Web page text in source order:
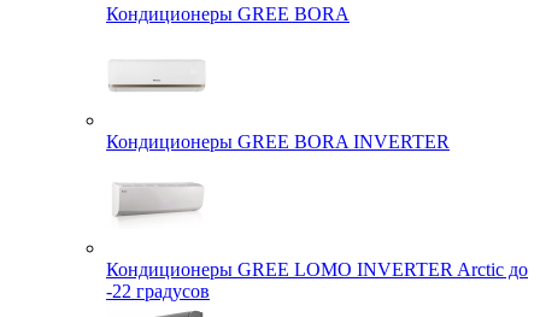
Кондиционеры GREE BORA
Кондиционеры GREE BORA INVERTER
Кондиционеры GREE LOMO INVERTER Arctic до
-22 градусов